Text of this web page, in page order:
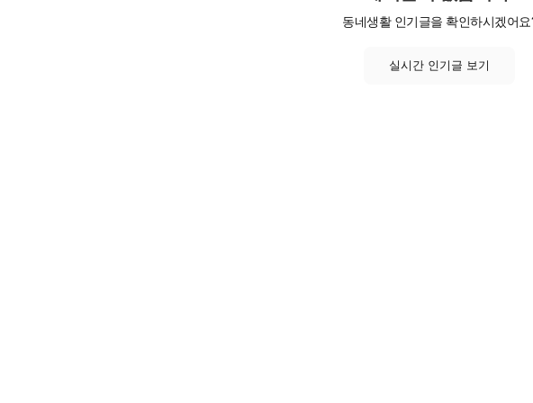
동네생활 인기글을 확인하시겠어요
실시간 인기글 보기